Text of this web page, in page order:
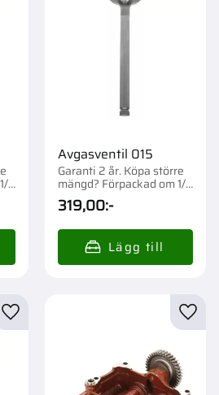
4
Avgasventil 015
Garanti 2 år. Köpa större
mängd? Förpackad om 1/6
st.
319,00:-
Lägg till i favoriter